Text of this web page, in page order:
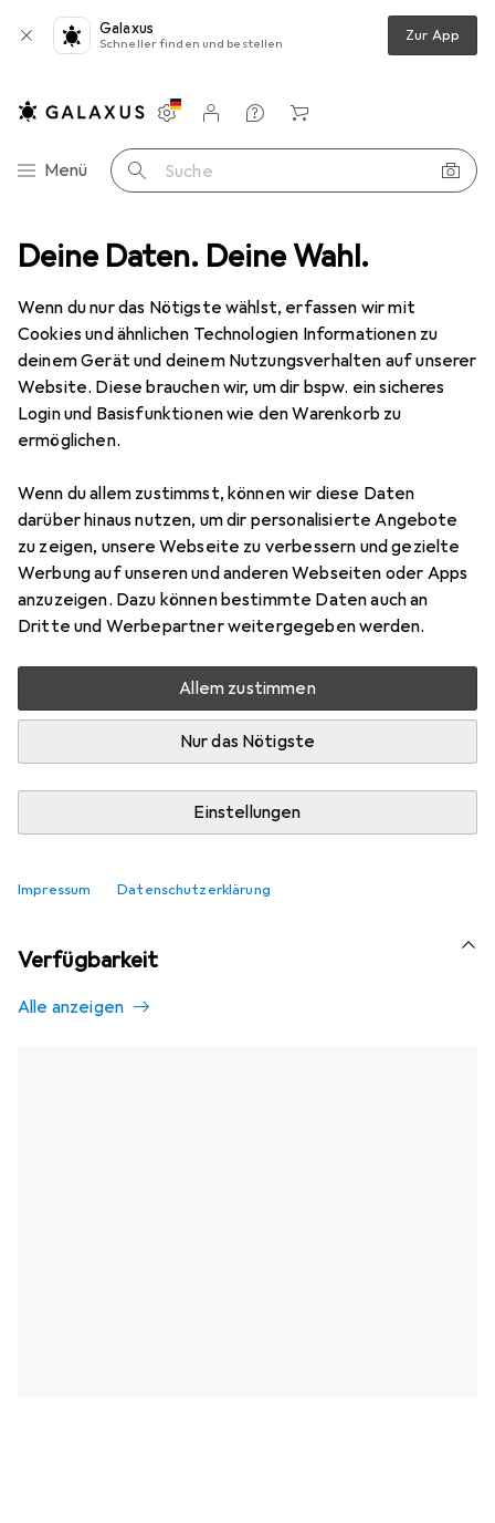
Deine Daten. Deine Wahl.
Wenn du nur das Nötigste wählst, erfassen wir mit
Cookies und ähnlichen Technologien Informationen zu
deinem Gerät und deinem Nutzungsverhalten auf unserer
Website. Diese brauchen wir, um dir bspw. ein sicheres
Login und Basisfunktionen wie den Warenkorb zu
ermöglichen.
Wenn du allem zustimmst, können wir diese Daten
darüber hinaus nutzen, um dir personalisierte Angebote
zu zeigen, unsere Webseite zu verbessern und gezielte
Werbung auf unseren und anderen Webseiten oder Apps
anzuzeigen. Dazu können bestimmte Daten auch an
Dritte und Werbepartner weitergegeben werden.
Allem zustimmen
Nur das Nötigste
Einstellungen
Impressum Datenschutzerklärung
Galaxus
Schneller finden und bestellen Zur App
Navigation nach Kategorien
Menü Suche
Einstellungen
Kundenkonto
Vergleichslisten
Merklisten
Warenkorb
Switch Allied Telesis L3 STACK SWITCH 20 X 100/1000T
Allied TelesisL3 STACK SWITCH 20 X
100/1000T
24 Ports
Marke
Mehr von Allied Telesis
Aktuell nicht lieferbar
Vergleichen
Kostenloser Versand ab 30,– i
Verfügbarkeit
Alle anzeigen